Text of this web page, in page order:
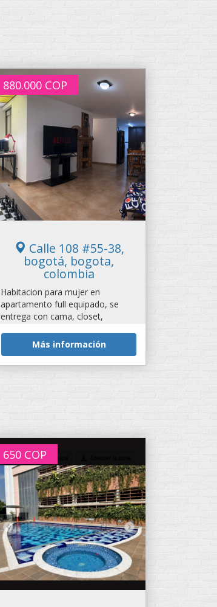
880.000 COP
Calle 108 #55-38,
bogotá, bogota,
colombia
Habitacion para mujer en
apartamento full equipado, se
entrega con cama, closet,
Más información
650 COP